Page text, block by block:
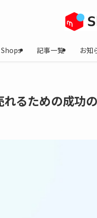
記事一覧 お知
るための成功